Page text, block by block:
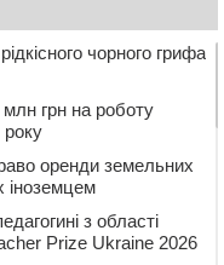
чорного грифа
грн на роботу
року
оренди земельних
іноземцем
з області
Prize Ukraine 2026